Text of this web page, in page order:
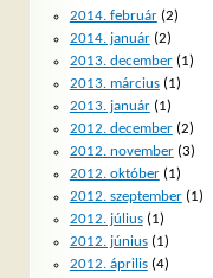
2014. február(2)
2014. január(2)
2013. december(1)
2013. március(1)
2013. január(1)
2012. december(2)
2012. november(3)
2012. október(1)
2012. szeptember(1)
2012. július(1)
2012. június(1)
2012. április(4)